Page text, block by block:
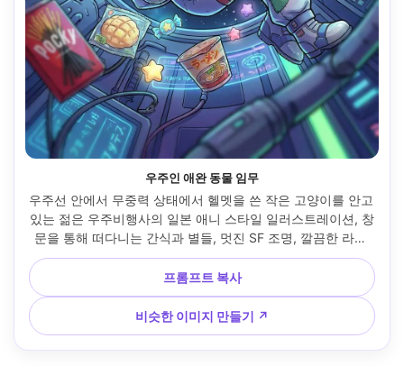
우주인 애완 동물 임무
우주선 안에서 무중력 상태에서 헬멧을 쓴 작은 고양이를 안고
있는 젊은 우주비행사의 일본 애니 스타일 일러스트레이션, 창
문을 통해 떠다니는 간식과 별들, 멋진 SF 조명, 깔끔한 라인
아트, 광택 있는 셀 셰이딩, 기발한 모험적인 분위기, 고도로 디
테일된 테크 패널, 다이나믹한 원근법, 85mm 렌즈, 얕은 피사
계 심도 --ar 4:5
프롬프트 복사
비슷한 이미지 만들기 ↗